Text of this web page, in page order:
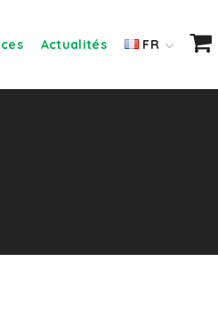
Actualités FR